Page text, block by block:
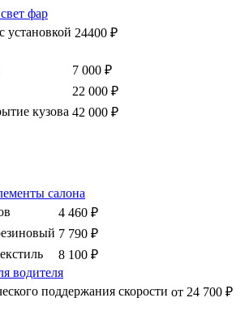
фар
установкой 24400 ₽
7 000 ₽
22 000 ₽
кузова 42 000 ₽
салона
4 460 ₽
7 790 ₽
8 100 ₽
водителя
поддержания скорости от 24 700 ₽